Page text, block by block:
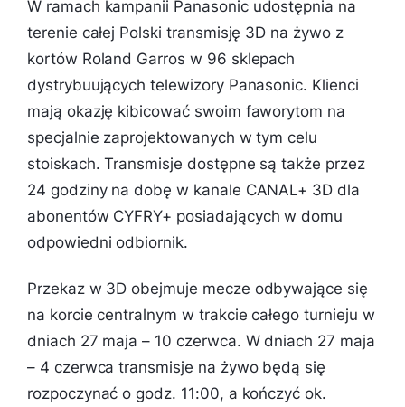
W ramach kampanii Panasonic udostępnia na
terenie całej Polski transmisję 3D na żywo z
kortów Roland Garros w 96 sklepach
dystrybuujących telewizory Panasonic. Klienci
mają okazję kibicować swoim faworytom na
specjalnie zaprojektowanych w tym celu
stoiskach. Transmisje dostępne są także przez
24 godziny na dobę w kanale CANAL+ 3D dla
abonentów CYFRY+ posiadających w domu
odpowiedni odbiornik.
Przekaz w 3D obejmuje mecze odbywające się
na korcie centralnym w trakcie całego turnieju w
dniach 27 maja – 10 czerwca. W dniach 27 maja
– 4 czerwca transmisje na żywo będą się
rozpoczynać o godz. 11:00, a kończyć ok.